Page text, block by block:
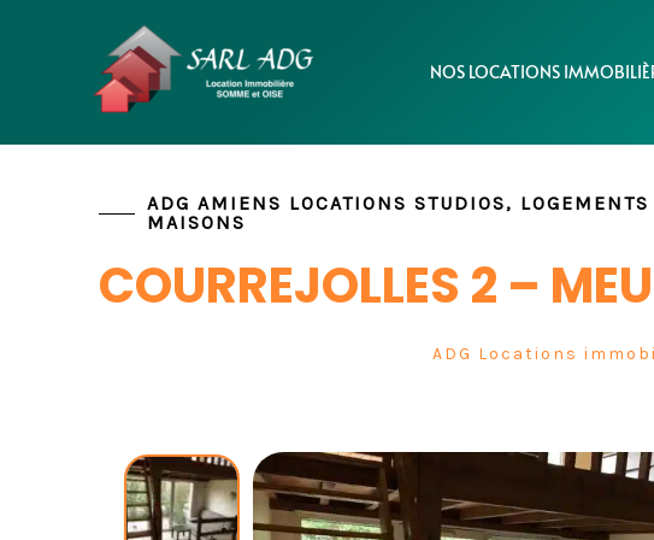
NOS LOCATIONS
ADG AMIENS LOCATIONS STUDIOS,
MAISONS
COURREJOLLES 2 –
ADG Locations